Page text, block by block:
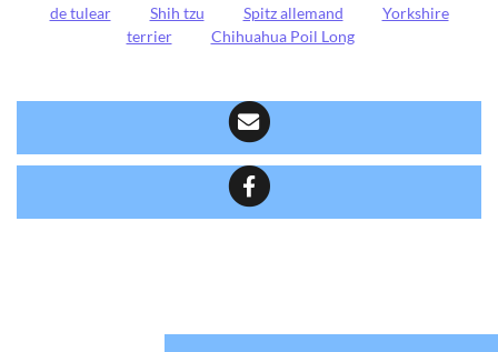
de tulear
Shih tzu Spitz allemand
Yorkshire
terrier
Chihuahua Poil Long